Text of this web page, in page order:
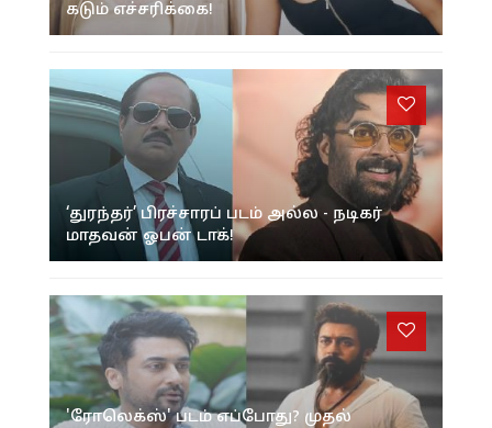
கடும் எச்சரிக்கை!
‘துரந்தர்’ பிரச்சாரப் படம் அல்ல - நடிகர்
மாதவன் ஓபன் டாக்!
'ரோலெக்ஸ்' படம் எப்போது? முதல்